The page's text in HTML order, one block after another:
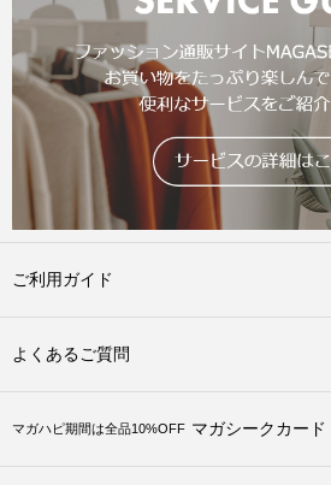
ご利用ガイド
よくあるご質問
マガハピ期間は全品10%OFF マガシークカード